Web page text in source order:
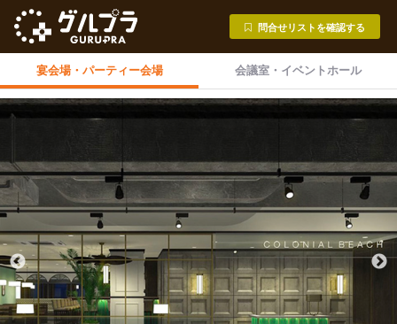
問合せリストを確認する
宴会場・ パーティー会場 会議室・ イベントホール